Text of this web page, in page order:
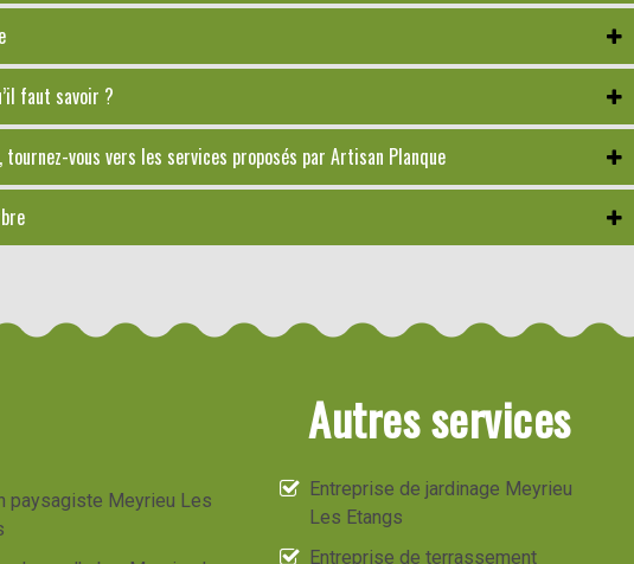
faut savoir ?
tournez-vous vers les services proposés par Artisan Planque
Autres services
paysagiste Meyrieu Les
Entreprise de jardinage Meyrieu
Les Etangs
Entreprise de terrassement